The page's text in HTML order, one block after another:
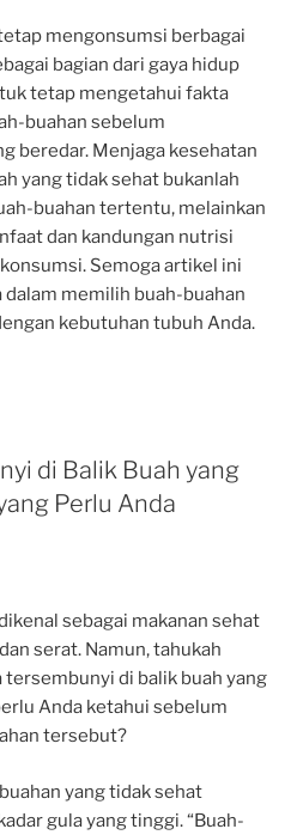
mengonsumsi berbagai
bagian dari gaya hidup
tetap mengetahui fakta
buahan sebelum
beredar. Menjaga kesehatan
yang tidak sehat bukanlah
buahan tertentu, melainkan
dan kandungan nutrisi
Semoga artikel ini
memilih buah-buahan
kebutuhan tubuh Anda.
di Balik Buah yang
Perlu Anda
sebagai makanan sehat
serat. Namun, tahukah
tersembunyi di balik buah yang
Anda ketahui sebelum
tersebut?
yang tidak sehat
gula yang tinggi. “Buah-